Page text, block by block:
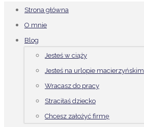
Strona główna
O mnie
Blog
Jesteś w ciąży
Jesteś na urlopie macierzyńskim
Wracasz do pracy
Straciłaś dziecko
Chcesz założyć firmę